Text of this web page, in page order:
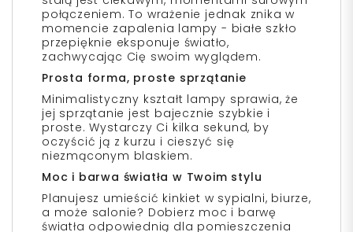
połączeniem. To wrażenie jednak znika w
momencie zapalenia lampy - białe szkło
przepięknie eksponuje światło,
zachwycając Cię swoim wyglądem.
Prosta forma, proste sprzątanie
Minimalistyczny kształt lampy sprawia, że
jej sprzątanie jest bajecznie szybkie i
proste. Wystarczy Ci kilka sekund, by
oczyścić ją z kurzu i cieszyć się
niezmąconym blaskiem.
Moc i barwa światła w Twoim stylu
Planujesz umieścić kinkiet w sypialni, biurze,
a może salonie? Dobierz moc i barwę
światła odpowiednią dla pomieszczenia